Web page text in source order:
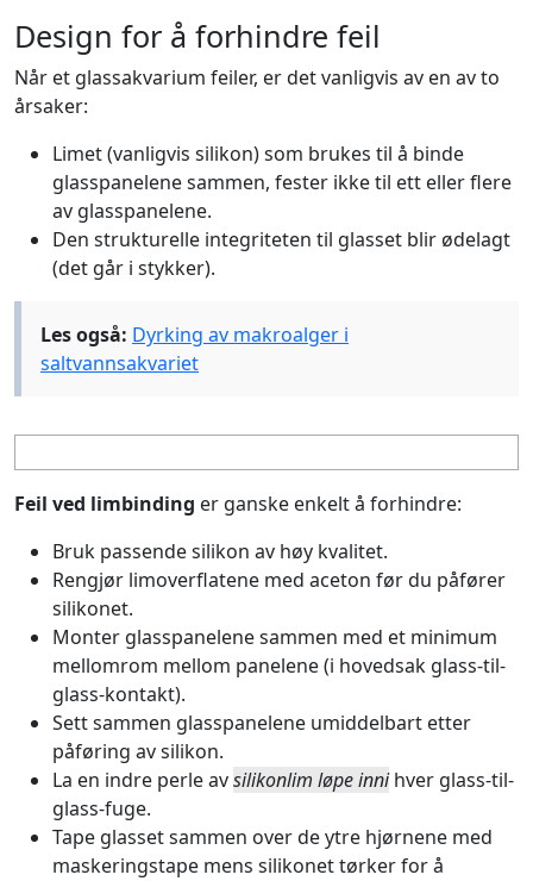
Design for å forhindre feil
Når et glassakvarium feiler, er det vanligvis av en av to
årsaker:
Limet (vanligvis silikon) som brukes til å binde
glasspanelene sammen, fester ikke til ett eller flere
av glasspanelene.
Den strukturelle integriteten til glasset blir ødelagt
(det går i stykker).
Les også: Dyrking av makroalger i
saltvannsakvariet
Feil ved limbinding er ganske enkelt å forhindre:
Bruk passende silikon av høy kvalitet.
Rengjør limoverflatene med aceton før du påfører
silikonet.
Monter glasspanelene sammen med et minimum
mellomrom mellom panelene (i hovedsak glass-til-
glass-kontakt).
Sett sammen glasspanelene umiddelbart etter
påføring av silikon.
La en indre perle avsilikonlim løpe innihver glass-til-
glass-fuge.
Tape glasset sammen over de ytre hjørnene med
maskeringstape mens silikonet tørker for å